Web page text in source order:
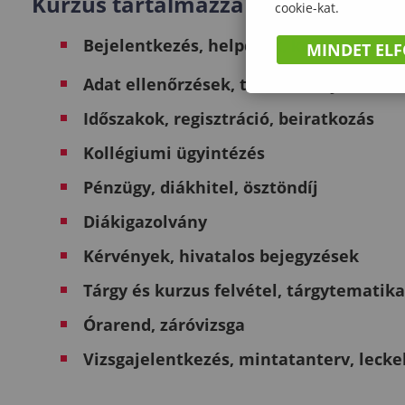
Bejelentkezés, helpdesk, kétfaktoros
Adat ellenőrzések, telefonkönyv
Időszakok, regisztráció, beiratkozás
Kollégiumi ügyintézés
Pénzügy, diákhitel, ösztöndíj
Diákigazolvány
Kérvények, hivatalos bejegyzések
Tárgy és kurzus felvétel,
Órarend, záróvizsga
Vizsgajelentkezés, mintatanterv,
cookie-kat.
MINDET